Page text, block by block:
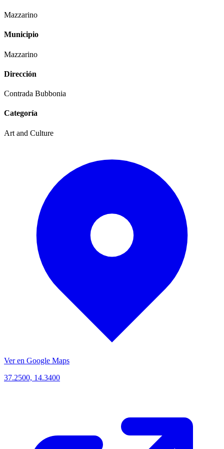
Mazzarino
Municipio
Mazzarino
Dirección
Contrada Bubbonia
Categoría
Art and Culture
Ver en Google Maps
37.2500, 14.3400